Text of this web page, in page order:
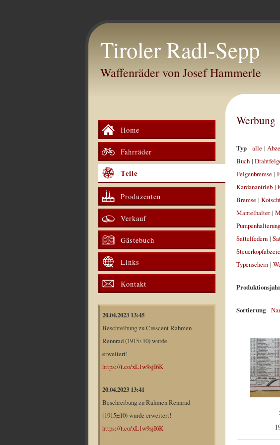
Tiroler Radl-Sepp
Waffenräder von Josef Hammerle
Home
Fahrräder
Teile
Produzenten
Verkauf
Gästebuch
Links
Kontakt
20.04.2023 13:45
Beschreibung zu Crescent Rahmen
Rennrad (1915±10) wurde
erweitert!
https://t.co/xL1w9sjI6K
20.04.2023 13:41
Beschreibung zu Rahmen Rennrad
(1915±10) wurde erweitert!
https://t.co/xL1w9sjI6K
Werbung
Typ alle|
Buch|
Felgenbremse|
Kardanantrieb|
Bremse|
Mantelhalter|
Sattelfedern|
Typenschein|
Sortierung